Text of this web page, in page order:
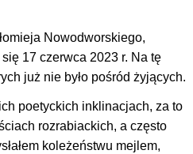
Nowodworskiego,
17 czerwca 2023 r. Na tę
już nie było pośród żyjących.
poetyckich inklinacjach, za to
rozrabiackich, a często
koleżeństwu mejlem,